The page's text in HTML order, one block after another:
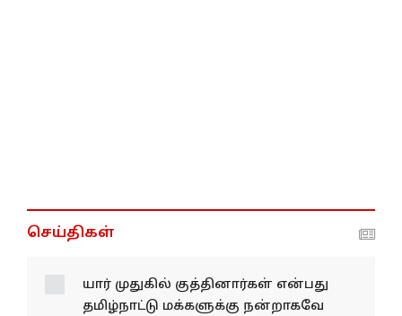
செய்திகள்
யார் முதுகில் குத்தினார்கள் என்பது
தமிழ்நாட்டு மக்களுக்கு நன்றாகவே